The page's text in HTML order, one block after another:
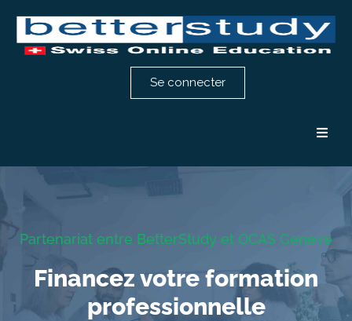
Formation comptabilité
Notre méthode
Témoignages
Se connecter
Partenariat entre BetterStudy et OCAS Genève
Financez votre formation
professionnelle